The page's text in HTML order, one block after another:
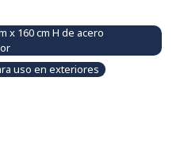
x 160 cm H de acero
uso en exteriores